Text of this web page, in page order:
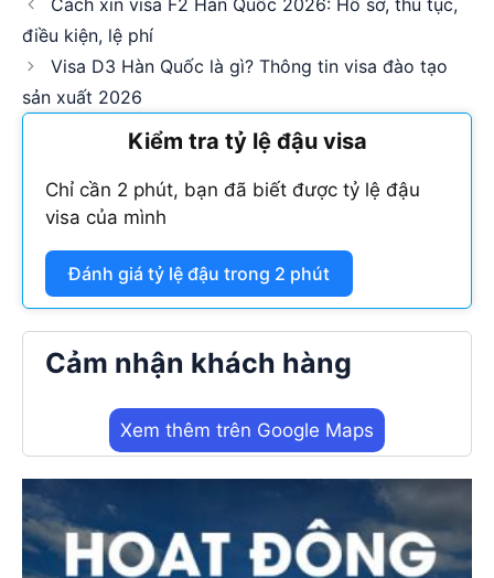
điều kiện, lệ phí
Visa D3 Hàn Quốc là gì? Thông tin visa đào tạo
sản xuất 2026
Kiểm tra tỷ lệ đậu visa
Chỉ cần 2 phút, bạn đã biết được tỷ lệ đậu
visa của mình
Đánh giá tỷ lệ đậu trong 2 phút
Cảm nhận khách hàng
Xem thêm trên Google Maps